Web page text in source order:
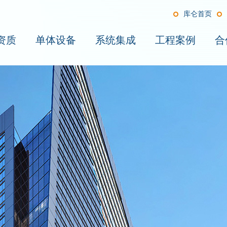
库仑首页
质 单体设备 系统集成 工程案例 合